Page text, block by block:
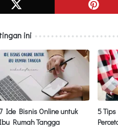
ini
7 Ide Bisnis Online untuk
Ibu Rumah Tangga
5